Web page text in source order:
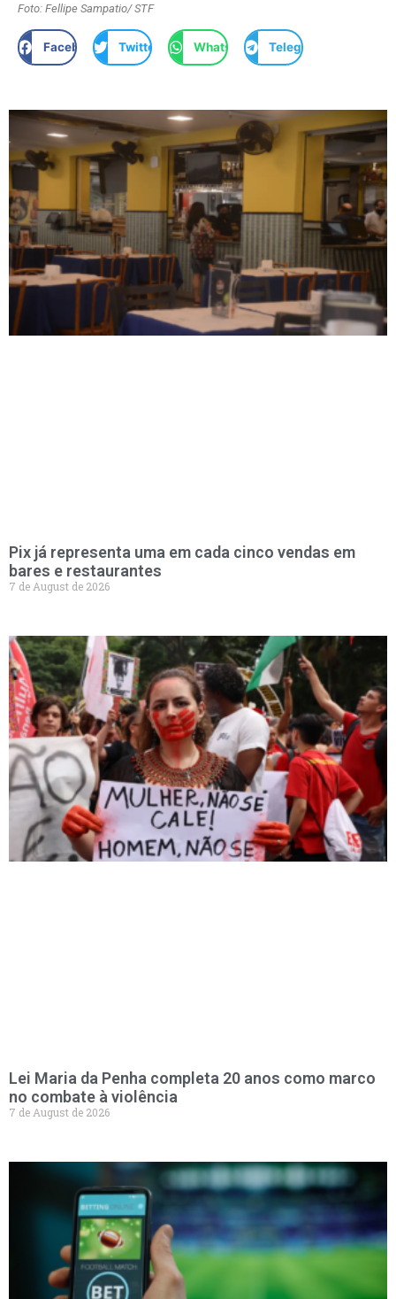
Foto: Fellipe Sampatio/ STF
Facebook Twitter WhatsApp Telegram
Pix já representa uma em cada cinco vendas em
bares e restaurantes
7 de August de 2026
Lei Maria da Penha completa 20 anos como marco
no combate à violência
7 de August de 2026